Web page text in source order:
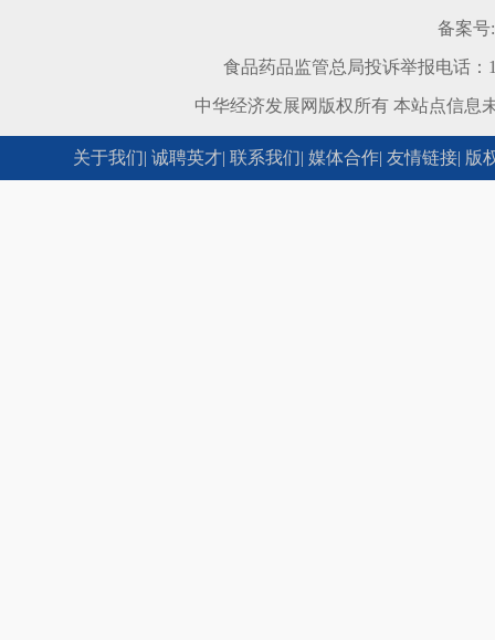
备案号:
食品药品监管总局投诉举报电话
中华经济发展网版权所有 本站点信息
关于我们| 诚聘英才| 联系我们| 媒体合作| 友情链接| 版